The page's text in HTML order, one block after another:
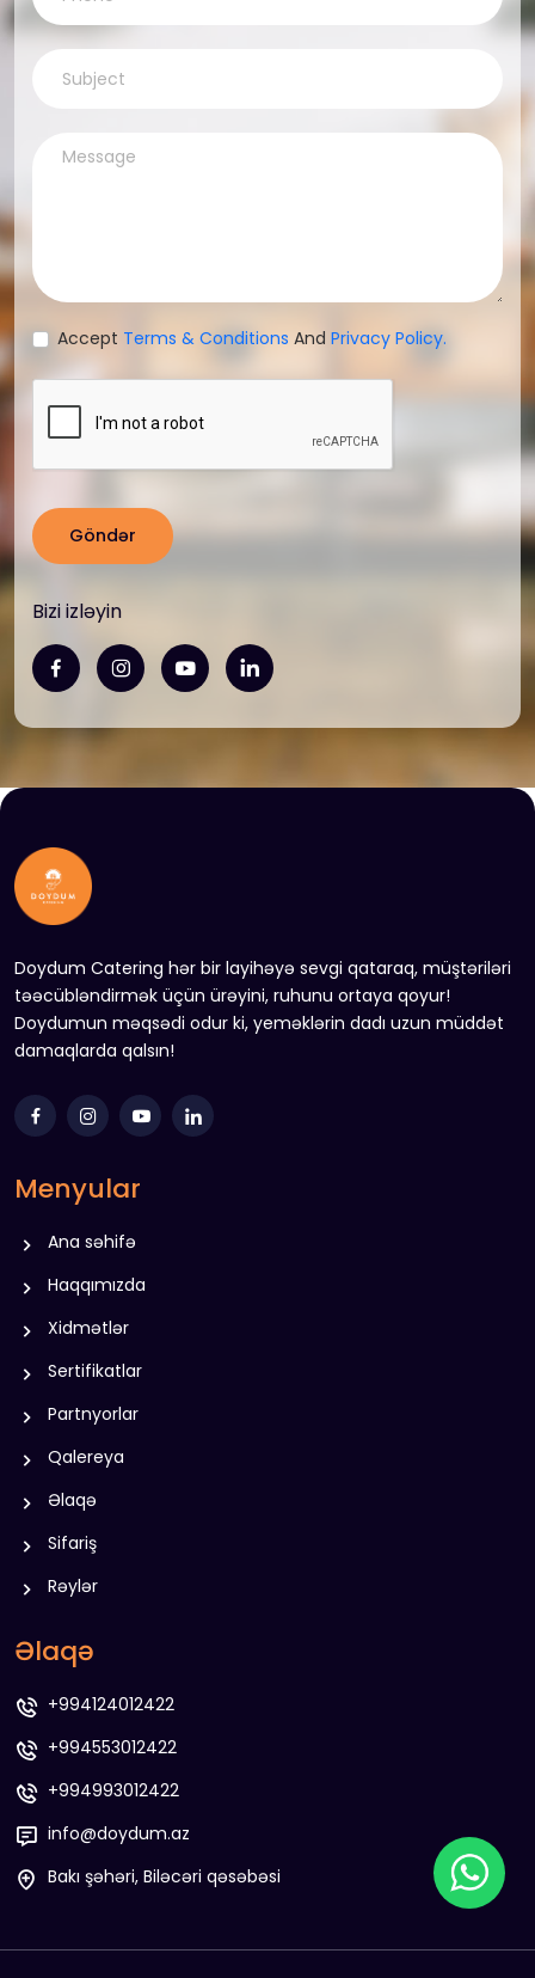
Accept Terms & Conditions And Privacy Policy.
Göndər
Bizi izləyin
Doydum Catering hər bir layihəyə sevgi qataraq, müştəriləri
təəcübləndirmək üçün ürəyini, ruhunu ortaya qoyur!
Doydumun məqsədi odur ki, yeməklərin dadı uzun müddət
damaqlarda qalsın!
Menyular
Ana səhifə
Haqqımızda
Xidmətlər
Sertifikatlar
Partnyorlar
Qalereya
Əlaqə
Sifariş
Rəylər
Əlaqə
+994124012422
+994553012422
+994993012422
info@doydum.az
Bakı şəhəri, Biləcəri qəsəbəsi